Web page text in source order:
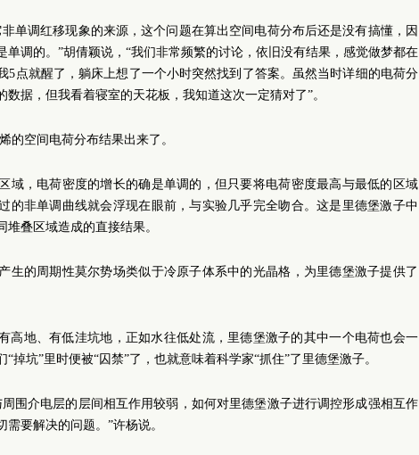
单调红移现象的来源，这个问题在算出空间电荷分布后还是没有搞懂，因
单调的。”胡倩颖说，“我们非常频繁的讨论，依旧没有结果，感觉做梦都在
5点就醒了，躺床上想了一个小时突然找到了答案。虽然当时详细的电荷分
据，但我看着寝室的天花板，我知道这次一定猜对了”。
的空间电荷分布结果出来了。
域，电荷密度的增长的确是单调的，但只要将电荷密度最高与最低的区域
的非单调曲线就会浮现在眼前，与实验几乎完全吻合。这是里德堡激子中
叠区域造成的直接结果。
生的周期性莫尔势场类似于冷原子体系中的光晶格，为里德堡激子提供了
地、有低洼坑地，正如水往低处流，里德堡激子的其中一个电荷也会一
掉坑”里时便被“囚禁”了，也就意味着科学家“抓住”了里德堡激子。
围介电层的层间相互作用较弱，如何对里德堡激子进行调控形成强相互作
要解决的问题。”许杨说。